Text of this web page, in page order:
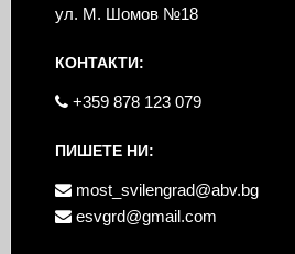
ул. М. Шомов №18
КОНТАКТИ:
+359 878 123 079
ПИШЕТЕ НИ:
most_svilengrad@abv.bg
esvgrd@gmail.com